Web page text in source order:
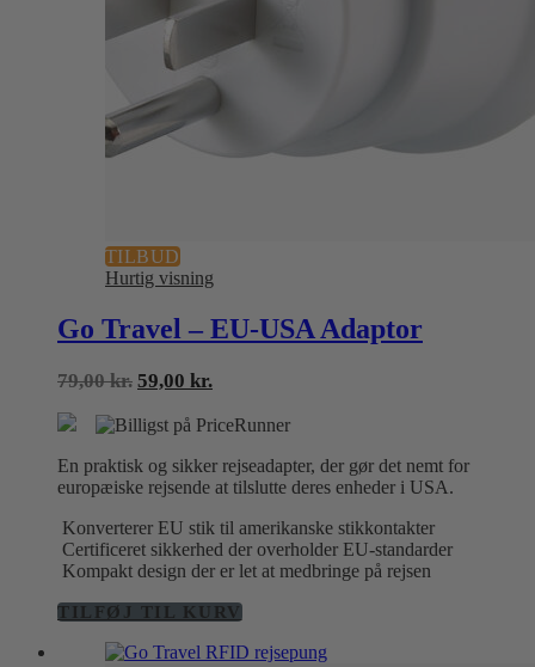
TILBUD
Hurtig visning
Go Travel – EU-USA Adaptor
79,00kr. Den
pris
79,00 kr..
59,00 kr.Den
pris
59,00 kr..
En praktisk og sikker rejseadapter, der gør det nemt for
europæiske rejsende at tilslutte deres enheder i USA.
Konverterer EU stik til amerikanske stikkontakter
Certificeret sikkerhed der overholder EU-standarder
Kompakt design der er let at medbringe på rejsen
TILFØJ TIL KURV